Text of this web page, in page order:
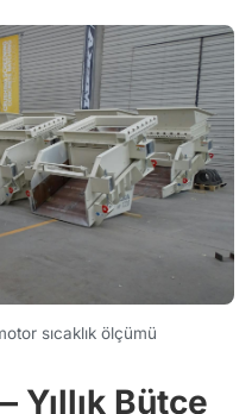
sıcaklık ölçümü
Yıllık Bütçe